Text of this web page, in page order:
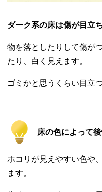
ダーク系の床は傷が目立
物を落としたりして傷が
たり、白く見えます。
ゴミかと思うくらい目立
床の色によって
ホコリが見えやすい色や
ます。